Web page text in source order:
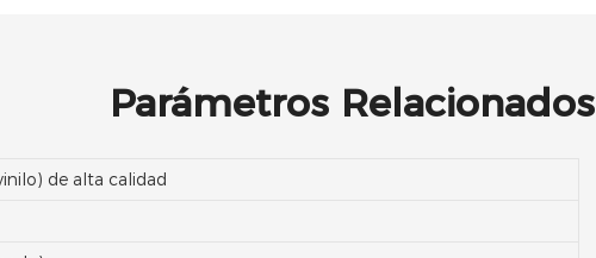
Parámetros Relacionados
de alta calidad